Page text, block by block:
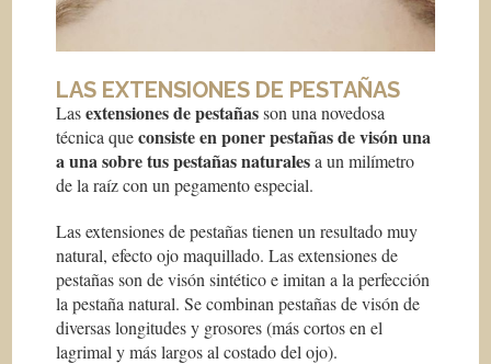
LAS EXTENSIONES DE PESTAÑAS
Lasextensiones de pestañasson una novedosa
técnica queconsiste en poner pestañas de visón una
a una sobre tus pestañas naturalesa un milímetro
de la raíz con un pegamento especial.
Las extensiones de pestañas tienen un resultado muy
natural, efecto ojo maquillado. Las extensiones de
pestañas son de visón sintético e imitan a la perfección
la pestaña natural. Se combinan pestañas de visón de
diversas longitudes y grosores (más cortos en el
lagrimal y más largos al costado del ojo).